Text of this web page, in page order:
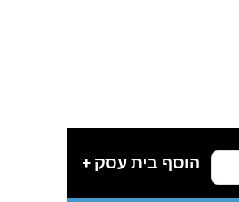
הוסף בית עסק +